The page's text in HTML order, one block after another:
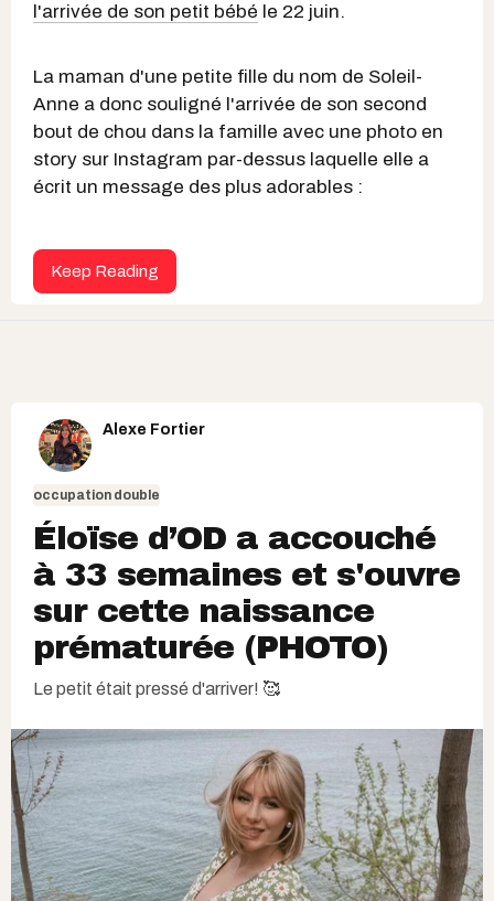
l'arrivée de son petit bébé le 22 juin.
La maman d'une petite fille du nom de Soleil-
Anne a donc souligné l'arrivée de son second
bout de chou dans la famille avec une photo en
story sur Instagram par-dessus laquelle elle a
écrit un message des plus adorables :
Keep Reading
Alexe Fortier
occupation double
Éloïse d’OD a accouché
à 33 semaines et s'ouvre
sur cette naissance
prématurée (PHOTO)
Le petit était pressé d'arriver! 🥰